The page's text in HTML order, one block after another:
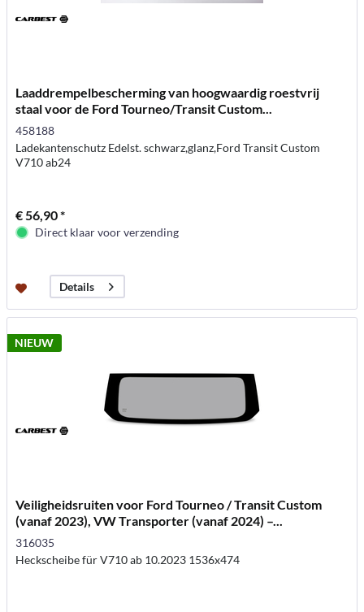
Laaddrempelbescherming van hoogwaardig roestvrij
staal voor de Ford Tourneo/Transit Custom...
458188
Ladekantenschutz Edelst. schwarz,glanz,Ford Transit Custom
V710 ab24
€ 56,90 *
Direct klaar voor verzending
Details
NIEUW
Veiligheidsruiten voor Ford Tourneo / Transit Custom
(vanaf 2023), VW Transporter (vanaf 2024) –...
316035
Heckscheibe für V710 ab 10.2023 1536x474